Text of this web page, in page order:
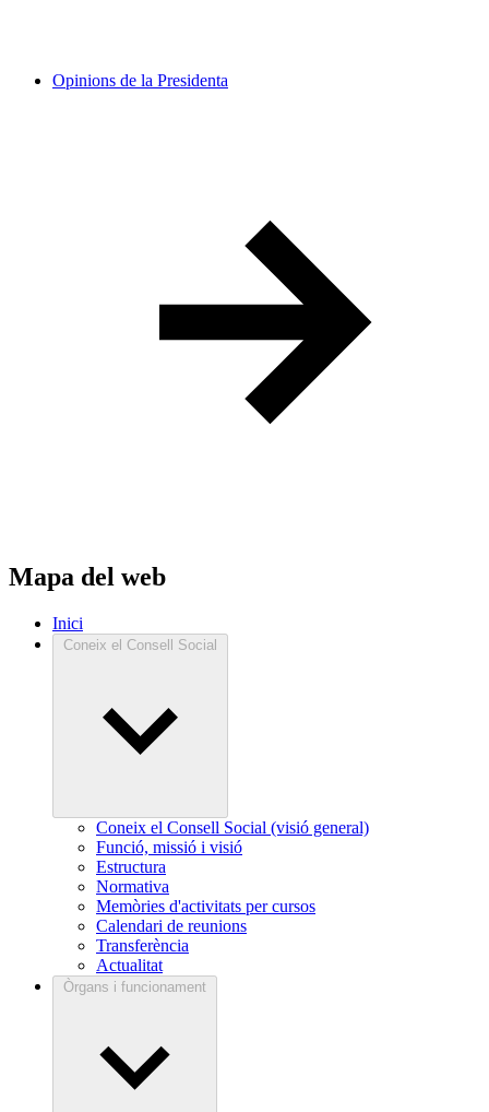
Opinions de la Presidenta
Mapa del web
Inici
Coneix el Consell Social
Coneix el Consell Social (visió general)
Funció, missió i visió
Estructura
Normativa
Memòries d'activitats per cursos
Calendari de reunions
Transferència
Actualitat
Òrgans i funcionament